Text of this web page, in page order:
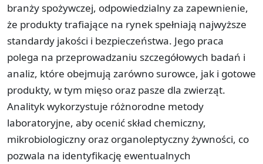
branży spożywczej, odpowiedzialny za zapewnienie,
że produkty trafiające na rynek spełniają najwyższe
standardy jakości i bezpieczeństwa. Jego praca
polega na przeprowadzaniu szczegółowych badań i
analiz, które obejmują zarówno surowce, jak i gotowe
produkty, w tym mięso oraz pasze dla zwierząt.
Analityk wykorzystuje różnorodne metody
laboratoryjne, aby ocenić skład chemiczny,
mikrobiologiczny oraz organoleptyczny żywności, co
pozwala na identyfikację ewentualnych